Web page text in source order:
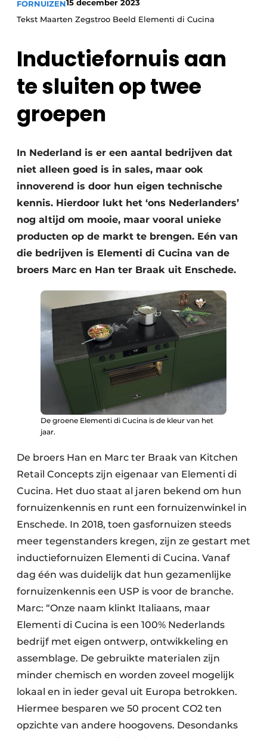
Privacy / Cookie statement
Vacature aanmelden
Video’s
Meubelbeslag & Kastindeling
FORNUIZEN15 december 2023
Tekst Maarten Zegstroo Beeld Elementi di Cucina
Inductiefornuis aan
te sluiten op twee
groepen
In Nederland is er een aantal bedrijven dat
niet alleen goed is in sales, maar ook
innoverend is door hun eigen technische
kennis. Hierdoor lukt het ‘ons Nederlanders’
nog altijd om mooie, maar vooral unieke
producten op de markt te brengen. Eén van
die bedrijven is Elementi di Cucina van de
broers Marc en Han ter Braak uit Enschede.
De groene Elementi di Cucina is de kleur van het
jaar.
De broers Han en Marc ter Braak van Kitchen
Retail Concepts zijn eigenaar van Elementi di
Cucina. Het duo staat al jaren bekend om hun
fornuizenkennis en runt een fornuizenwinkel in
Enschede. In 2018, toen gasfornuizen steeds
meer tegenstanders kregen, zijn ze gestart met
inductiefornuizen Elementi di Cucina. Vanaf
dag één was duidelijk dat hun gezamenlijke
fornuizenkennis een USP is voor de branche.
Marc: “Onze naam klinkt Italiaans, maar
Elementi di Cucina is een 100% Nederlands
bedrijf met eigen ontwerp, ontwikkeling en
assemblage. De gebruikte materialen zijn
minder chemisch en worden zoveel mogelijk
lokaal en in ieder geval uit Europa betrokken.
Hiermee besparen we 50 procent CO2 ten
opzichte van andere hoogovens. Desondanks